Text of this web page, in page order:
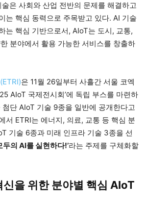
술은 사회와 산업 전반의 문제를 해결하고
는 핵심 동력으로 주목받고 있다. AI 기술
는 핵심 기반으로서, AIoT는 도시, 교통,
분야에서 활용 가능한 서비스를 창출하
은 11월 26일부터 사흘간 서울 코엑
AIoT 국제전시회’에 독립 부스를 마련하
단 AIoT 기술 9종을 일반에 공개한다고
서 ETRI는 에너지, 의료, 교통 등 핵심 분
기술 6종과 미래 인프라 기술 3종을 선
두의 AI를 실현하다!’라는 주제를 구체화할
신을 위한 분야별 핵심 AIoT